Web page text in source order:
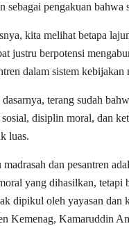
sebagai pengakuan
kita melihat betapa
justru berpotensi
dalam sistem kebijakan
dasarnya, terang sudah
sosial, disiplin moral, dan
luas.
madrasah dan pesantren
yang dihasilkan, tetapi
dipikul oleh yayasan dan
Kemenag, Kamaruddin